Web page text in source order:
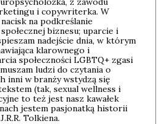
i copywriterka. W
na podkreślanie
biznesu; uparcie i
nadejście dnia, w którym
klarownego i
społeczności LGBTQ+ zgasi
ludzi do czytania o
inni w branży wstydzą się
(tak, sexual wellness i
to też jest nasz kawałek
jestem pasjonatką historii
Tolkiena.